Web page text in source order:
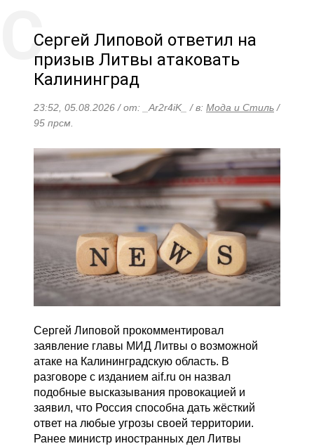
Сергей Липовой ответил на
призыв Литвы атаковать
Калининград
23:52, 05.08.2026 / от: _Ar2r4iK_ / в: Мода и Стиль /
95 прсм.
Сергей Липовой прокомментировал
заявление главы МИД Литвы о возможной
атаке на Калининградскую область. В
разговоре с изданием aif.ru он назвал
подобные высказывания провокацией и
заявил, что Россия способна дать жёсткий
ответ на любые угрозы своей территории.
Ранее министр иностранных дел Литвы